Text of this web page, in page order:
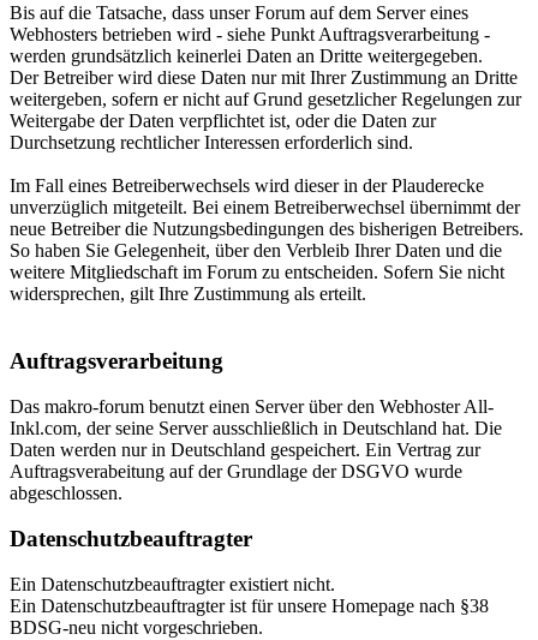
Bis auf die Tatsache, dass unser Forum auf dem Server eines
Webhosters betrieben wird - siehe Punkt Auftragsverarbeitung -
werden grundsätzlich keinerlei Daten an Dritte weitergegeben.
Der Betreiber wird diese Daten nur mit Ihrer Zustimmung an Dritte
weitergeben, sofern er nicht auf Grund gesetzlicher Regelungen zur
Weitergabe der Daten verpflichtet ist, oder die Daten zur
Durchsetzung rechtlicher Interessen erforderlich sind.
Im Fall eines Betreiberwechsels wird dieser in der Plauderecke
unverzüglich mitgeteilt. Bei einem Betreiberwechsel übernimmt der
neue Betreiber die Nutzungsbedingungen des bisherigen Betreibers.
So haben Sie Gelegenheit, über den Verbleib Ihrer Daten und die
weitere Mitgliedschaft im Forum zu entscheiden. Sofern Sie nicht
widersprechen, gilt Ihre Zustimmung als erteilt.
Auftragsverarbeitung
Das makro-forum benutzt einen Server über den Webhoster All-
Inkl.com, der seine Server ausschließlich in Deutschland hat. Die
Daten werden nur in Deutschland gespeichert. Ein Vertrag zur
Auftragsverabeitung auf der Grundlage der DSGVO wurde
abgeschlossen.
Datenschutzbeauftragter
Ein Datenschutzbeauftragter existiert nicht.
Ein Datenschutzbeauftragter ist für unsere Homepage nach §38
BDSG-neu nicht vorgeschrieben.